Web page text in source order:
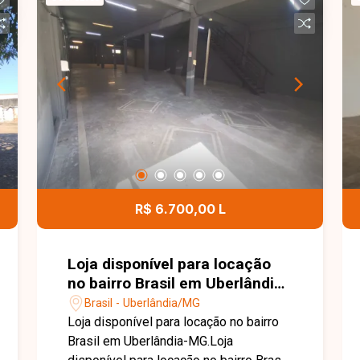
R$ 6.700,00 L
Loja disponível para locação
no bairro Brasil em Uberlândia-
MG.Brasil - Uberlândia/MG
Loja disponível para locação no bairro
Brasil em Uberlândia-MG.Loja